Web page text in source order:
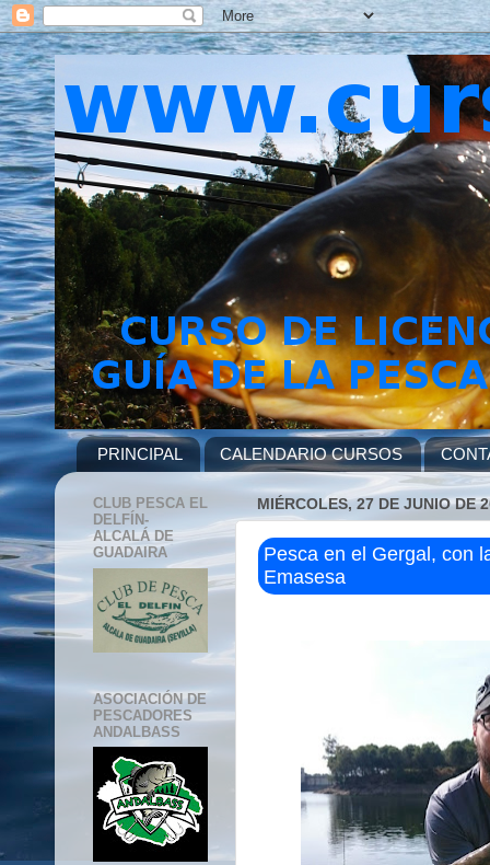
PRINCIPAL CALENDARIO CURSOS
MIÉRCOLES, 27 DE JUNIO DE
Pesca en el Gergal, con
Emasesa
CLUB PESCA EL
DELFÍN-
ALCALÁ DE
GUADAIRA
ASOCIACIÓN DE
PESCADORES
ANDALBASS